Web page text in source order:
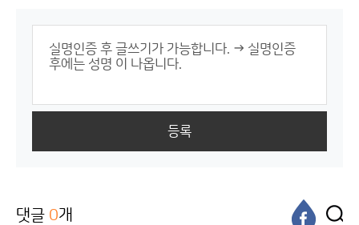
등록
댓글 0개